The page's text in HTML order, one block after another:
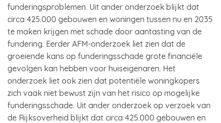
funderingsproblemen. Uit ander onderzoek blijkt dat
circa 425.000 gebouwen en woningen tussen nu en 2035
te maken krijgen met schade door aantasting van de
fundering. Eerder AFM-onderzoek liet zien dat de
groeiende kans op funderingsschade grote financiële
gevolgen kan hebben voor huiseigenaren. Het
onderzoek liet ook zien dat potentiële woningkopers
zich vaak niet bewust zijn van het risico op mogelijke
funderingsschade. Uit ander onderzoek op verzoek van
de Rijksoverheid blijkt dat circa 425.000 gebouwen en